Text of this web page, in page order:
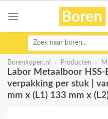
Zoeken
Borenkopen.nl » Producten »
Labor Metaalboor
verpakking per stuk |
mm x (L1) 133 mm x